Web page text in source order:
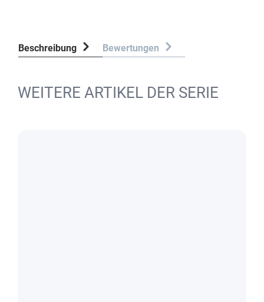
Beschreibung Bewertungen
WEITERE ARTIKEL DER SERIE